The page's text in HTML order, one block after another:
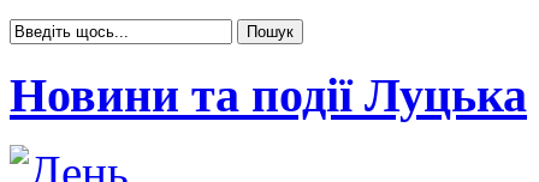
Новини та події Луцька